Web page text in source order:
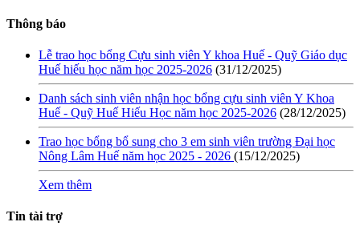
Thông báo
Lễ trao học bổng Cựu sinh viên Y khoa Huế - Quỹ Giáo dục
Huế hiếu học năm học 2025-2026 (31/12/2025)
Danh sách sinh viên nhận học bổng cựu sinh viên Y Khoa
Huế - Quỹ Huế Hiếu Học năm học 2025-2026 (28/12/2025)
Trao học bổng bổ sung cho 3 em sinh viên trường Đại học
Nông Lâm Huế năm học 2025 - 2026 (15/12/2025)
Xem thêm
Tin tài trợ